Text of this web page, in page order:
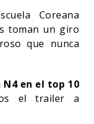
Coreana
toman un giro
que nunca
N4 en el top 10
el trailer a